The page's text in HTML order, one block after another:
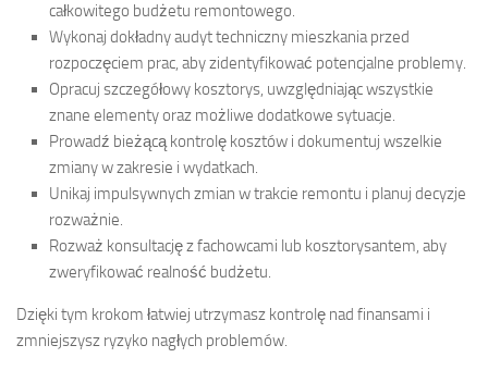
całkowitego budżetu remontowego.
Wykonaj dokładny audyt techniczny mieszkania przed
rozpoczęciem prac, aby zidentyfikować potencjalne problemy.
Opracuj szczegółowy kosztorys, uwzględniając wszystkie
znane elementy oraz możliwe dodatkowe sytuacje.
Prowadź bieżącą kontrolę kosztów i dokumentuj wszelkie
zmiany w zakresie i wydatkach.
Unikaj impulsywnych zmian w trakcie remontu i planuj decyzje
rozważnie.
Rozważ konsultację z fachowcami lub kosztorysantem, aby
zweryfikować realność budżetu.
Dzięki tym krokom łatwiej utrzymasz kontrolę nad finansami i
zmniejszysz ryzyko nagłych problemów.